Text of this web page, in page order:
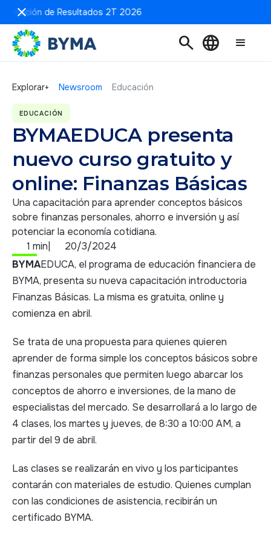
de Resultados 2T 2026
search language
Explorar+ Newsroom Educación
EDUCACIÓN
BYMAEDUCA presenta
nuevo curso gratuito y
online: Finanzas Básicas
Una capacitación para aprender conceptos básicos
sobre finanzas personales, ahorro e inversión y así
potenciar la economía cotidiana.
1 min
20/3/2024
BYMAEDUCA, el programa de educación financiera de
BYMA, presenta su nueva capacitación introductoria
Finanzas Básicas. La misma es gratuita, online y
comienza en abril.
Se trata de una propuesta para quienes quieren
aprender de forma simple los conceptos básicos sobre
finanzas personales que permiten luego abarcar los
conceptos de ahorro e inversiones, de la mano de
especialistas del mercado. Se desarrollará a lo largo de
4 clases, los martes y jueves, de 8:30 a 10:00 AM, a
partir del 9 de abril.
Las clases se realizarán en vivo y los participantes
contarán con materiales de estudio. Quienes cumplan
con las condiciones de asistencia, recibirán un
certificado BYMA.